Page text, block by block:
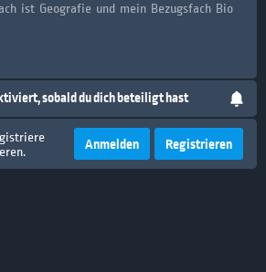
ist Geografie und mein Bezugsfach Bio
sobald du dich beteiligt hast
Anmelden Registrieren